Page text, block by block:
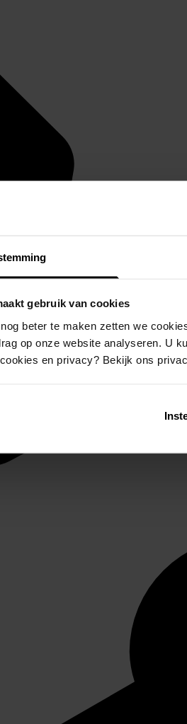
gebruik van cookies
beter te maken zetten we
op onze website analyseren. U
en privacy? Bekijk ons